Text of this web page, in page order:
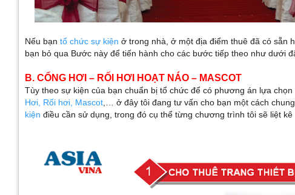
Nếu bạn tổ chức sự kiện ở trong nhà, ở một địa điểm thuê đã có sẵn
bạn bỏ qua Bước này để tiến hành cho các bước tiếp theo như dưới
B. CỔNG HƠI – RỐI HƠI HOẠT NÁO – MASCOT
Tùy theo sự kiện của bạn chuẩn bị tổ chức để có phương án lựa
Hơi, Rối hơi, Mascot ,… ở đây tôi đang tư vấn cho bạn một cách
kiện điều cần sử dụng, trong đó cụ thể từng chương trình tôi sẽ liệt